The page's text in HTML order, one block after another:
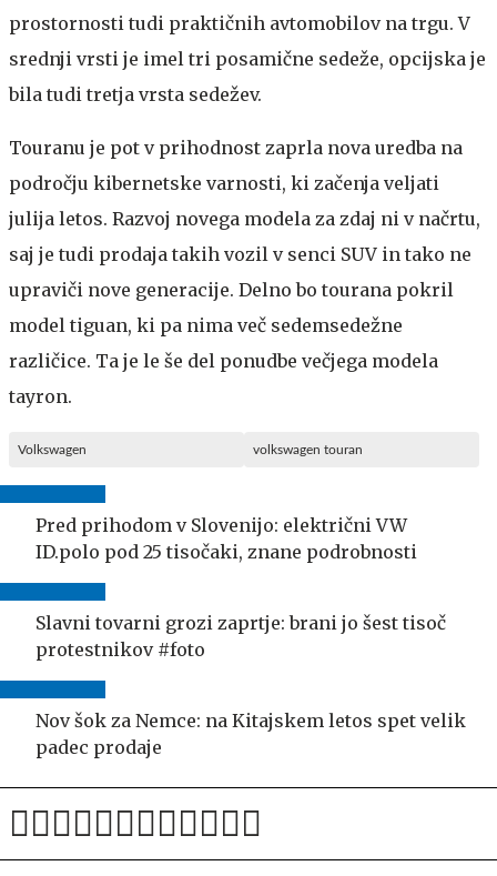
prostornosti tudi praktičnih avtomobilov na trgu. V
srednji vrsti je imel tri posamične sedeže, opcijska je
bila tudi tretja vrsta sedežev.
Touranu je pot v prihodnost zaprla nova uredba na
področju kibernetske varnosti, ki začenja veljati
julija letos. Razvoj novega modela za zdaj ni v načrtu,
saj je tudi prodaja takih vozil v senci SUV in tako ne
upraviči nove generacije. Delno bo tourana pokril
model tiguan, ki pa nima več sedemsedežne
različice. Ta je le še del ponudbe večjega modela
tayron.
Volkswagen volkswagen touran
Pred prihodom v Slovenijo: električni VW
ID.polo pod 25 tisočaki, znane podrobnosti
Slavni tovarni grozi zaprtje: brani jo šest tisoč
protestnikov #foto
Nov šok za Nemce: na Kitajskem letos spet velik
padec prodaje